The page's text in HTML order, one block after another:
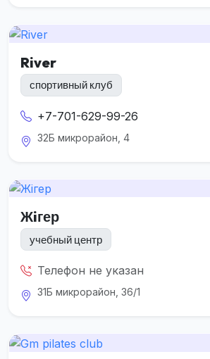
River
спортивный клуб
+7-701-629-99-26
32Б микрорайон, 4
Жiгер
учебный центр
Телефон не указан
31Б микрорайон, 36/1